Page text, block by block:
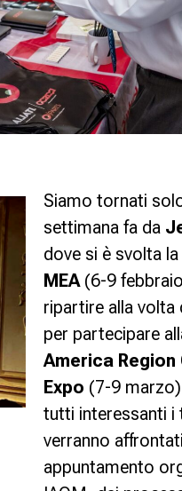
Siamo tornati
settimana fa da
dove si è svolta la
MEA (6-9
ripartire alla volta
per partecipare
America
Expo (7-9
tutti interessanti i
verranno
appuntamento